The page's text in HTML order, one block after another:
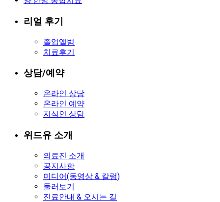
리얼 후기
졸업앨범
치료후기
상담/예약
온라인 상담
온라인 예약
지식인 상담
위드유 소개
의료진 소개
공지사항
미디어(동영상 & 칼럼)
둘러보기
진료안내 & 오시는 길